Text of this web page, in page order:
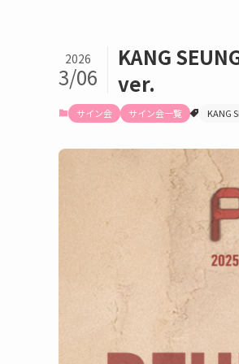
KANG
ver.
2026
3/06
サイン会 サイン会一覧 KANG